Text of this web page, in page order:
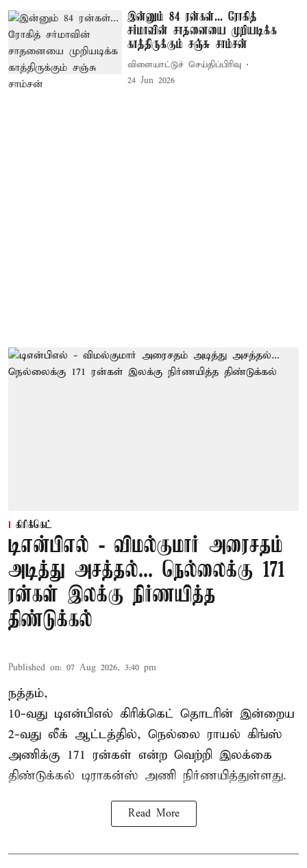
இன்னும் 84 ரன்கள்... ரோகித்
சர்மாவின் சாதனையை முறியடிக்க
காத்திருக்கும் சஞ்சு சாம்சன்
விளையாட்டுச் செய்திப்பிரிவு
24 Jun 2026
கிரிக்கெட்
டிஎன்பிஎல் - விமல்குமார் அரைசதம்
அடித்து அசத்தல்... நெல்லைக்கு 171
ரன்கள் இலக்கு நிர்ணயித்த
திண்டுக்கல்
Published on: 07 Aug 2026, 3:40 pm
நத்தம்,
10-வது டிஎன்பிஎல் கிரிக்கெட் தொடரின் இன்றைய
2-வது லீக் ஆட்டத்தில், நெல்லை ராயல் கிங்ஸ்
அணிக்கு 171 ரன்கள் என்ற வெற்றி இலக்கை
திண்டுக்கல் டிராகன்ஸ் அணி நிர்ணயித்துள்ளது.
Read More